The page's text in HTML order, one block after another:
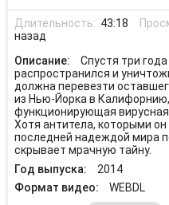
Длительность: 43:18
назад
Описание:
Спустя три
распространился и
должна перевезти
из Нью-Йорка в
функционирующая вирусная
Хотя антитела, которыми
последней надеждой мира
скрывает мрачную тайну.
Год выпуска:
2014
Формат видео:
WEBDL